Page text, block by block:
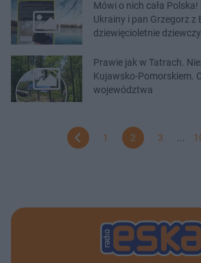
Mówi o nich cała Polska!
Ukrainy i pan Grzegorz
dziewięcioletnie
Prawie jak w Tatrach.
Kujawsko-Pomorskiem.
województwa
1 2 3